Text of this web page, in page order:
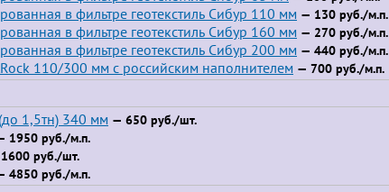
в фильтре геотекстиль Сибур 110 мм — 130 руб./м.п.
в фильтре геотекстиль Сибур 160 мм — 270 руб./м.п.
в фильтре геотекстиль Сибур 200 мм — 440 руб./м.п.
110/300 мм с российским наполнителем — 700 руб./м.п.
1,5тн) 340 мм — 650 руб./шт.
1950 руб./м.п.
руб./шт.
4850 руб./м.п.